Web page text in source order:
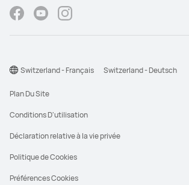
Plan Du Site
Conditions D'utilisation
Déclaration relative à la vie privée
Politique de Cookies
Préférences Cookies
Switzerland - Français Switzerland - Deutsch